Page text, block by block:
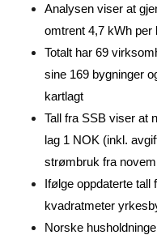
Analysen viser at
omtrent 4,7 kWh per
Totalt har 69
sine 169 bygninger
kartlagt
Tall fra SSB viser at
lag 1 NOK (inkl.
strømbruk fra
Ifølge oppdaterte tall
kvadratmeter
Norske